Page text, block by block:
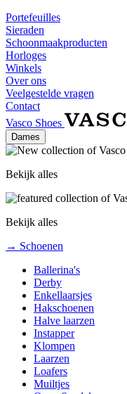
Portefeuilles
Sieraden
Schoonmaakproducten
Horloges
Winkels
Over ons
Veelgestelde vragen
Contact
Vasco Shoes
Dames
Bekijk alles
Bekijk alles
→ Schoenen
Ballerina's
Derby
Enkellaarsjes
Hakschoenen
Halve laarzen
Instapper
Klompen
Laarzen
Loafers
Muiltjes